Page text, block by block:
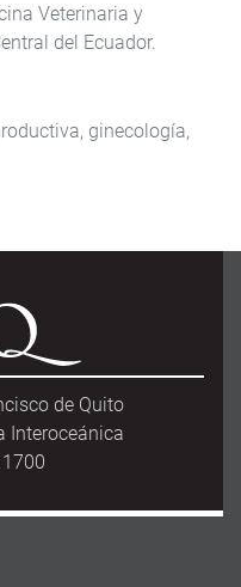
Veterinaria y
del Ecuador.
ginecología,
de Quito
Interoceánica